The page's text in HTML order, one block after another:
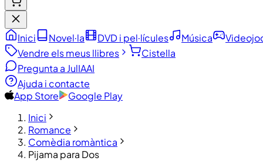
Inici Novel·la DVD i pel·lícules Música
Vendre els meus llibres
Cistella
Pregunta a JulIAAI
Ajuda i contacte
App Store
Google Play
Inici
Romance
Comèdia romàntica
Pijama para Dos